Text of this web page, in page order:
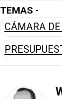
TEMAS -
CÁMARA